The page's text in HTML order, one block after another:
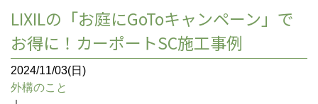
LIXILの「お庭にGoToキャンペーン」で
お得に！カーポートSC施工事例
2024/11/03(日)
外構のこと